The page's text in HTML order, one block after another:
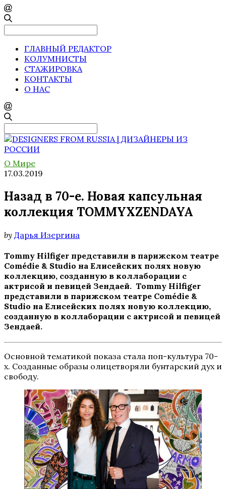
ГЛАВНЫЙ РЕДАКТОР
КОЛУМНИСТЫ
СТАЖИРОВКА
КОНТАКТЫ
О НАС
Search
for:
О Мире
17.03.2019
Назад в 70-е. Новая капсульная
коллекция TOMMYXZENDAYA
by Дарья Изергина
Tommy Hilfiger представили в парижском театре
Comédie & Studio на Елисейских полях новую
коллекцию, созданную в коллаборации с
актрисой и певицей Зендаей. Tommy Hilfiger
представили в парижском театре Comédie &
Studio на Елисейских полях новую коллекцию,
созданную в коллаборации с актрисой и певицей
Зендаей.
Основной тематикой показа стала поп-культура 70-
х. Созданные образы олицетворяли бунтарский дух и
свободу.